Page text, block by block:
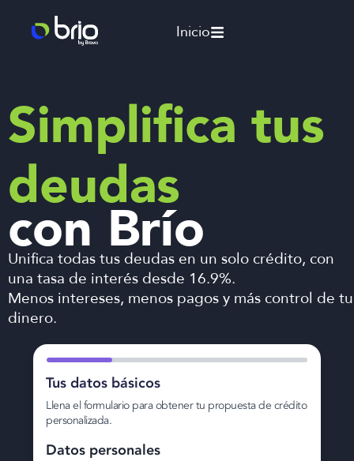
Inicio
Simplifica tus
deudas
con Brío
Unifica todas tus deudas en un solo crédito, con
una tasa de interés desde 16.9%.
Menos intereses, menos pagos y más control de tu
dinero.
Tus datos básicos
Llena el formulario para obtener tu propuesta de crédito
personalizada.
Datos personales